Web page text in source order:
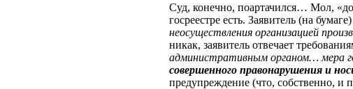
Суд, конечно, поартачился… Мол,
госреестре есть. Заявитель (на
неосуществления организацией
никак, заявитель отвечает
административным органом… мера
совершенного правонарушения и
предупреждение (что, собственно, и